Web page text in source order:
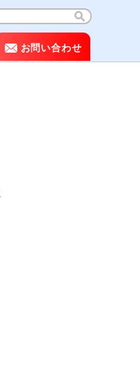
コ
お問い合わせ